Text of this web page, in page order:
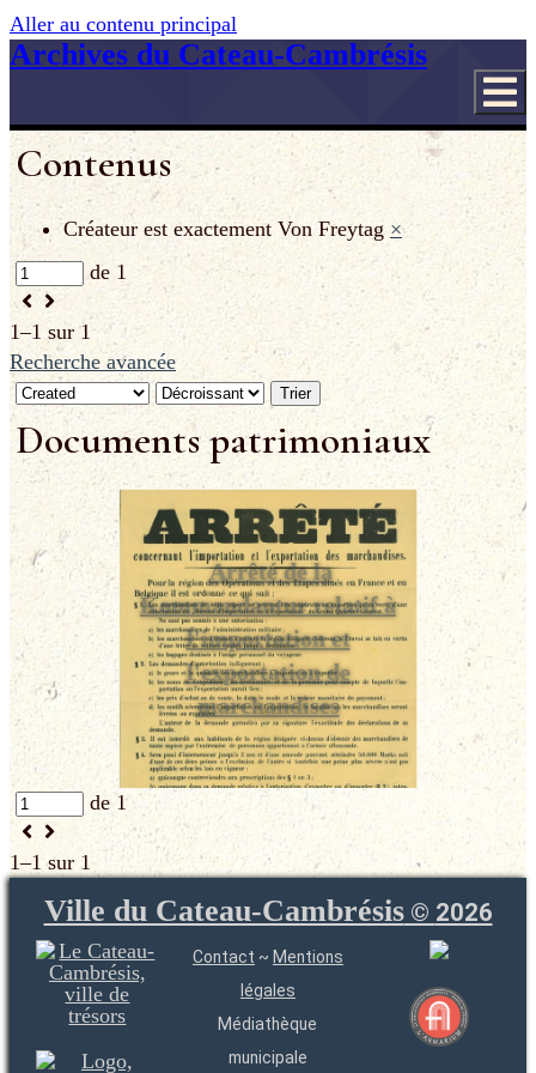
Aller au contenu principal
Archives du Cateau-Cambrésis
Contenus
Créateur est exactement Von Freytag ×
de 1
1–1 sur 1
Recherche avancée
Trier
Documents patrimoniaux
Arrêté de la
Kommandantur relatif à
l'importation et
l'exportation de
marchandises
de 1
1–1 sur 1
Ville du Cateau-Cambrésis© 2026
Contact ~ Mentions
légales
Médiathèque
municipale